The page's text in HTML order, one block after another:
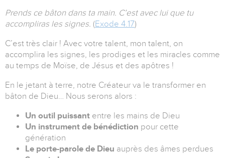
Prends ce bâton dans ta main. C’est avec lui que tu
accompliras les signes. (Exode 4.17)
C’est très clair ! Avec votre talent, mon talent, on
accomplira les signes, les prodiges et les miracles comme
au temps de Moïse, de Jésus et des apôtres !
En le jetant à terre, notre Créateur va le transformer en
bâton de Dieu… Nous serons alors :
Un outil puissant entre les mains de Dieu
Un instrument de bénédiction pour cette
génération
Le porte-parole de Dieu auprès des âmes perdues